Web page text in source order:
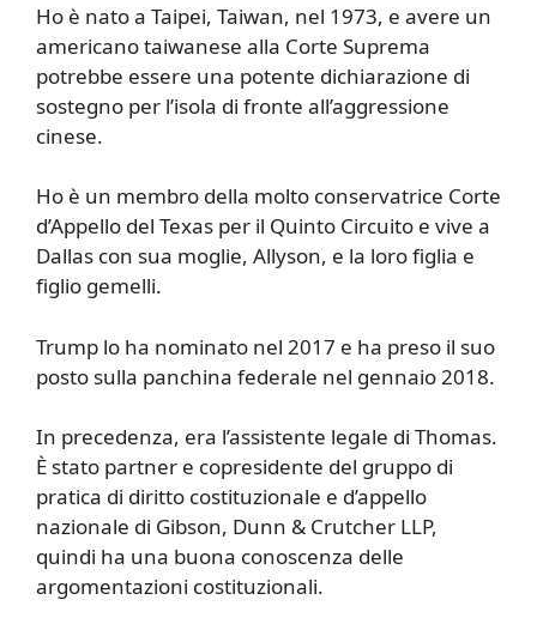
Ho è nato a Taipei, Taiwan, nel 1973, e avere un
americano taiwanese alla Corte Suprema
potrebbe essere una potente dichiarazione di
sostegno per l’isola di fronte all’aggressione
cinese.
Ho è un membro della molto conservatrice Corte
d’Appello del Texas per il Quinto Circuito e vive a
Dallas con sua moglie, Allyson, e la loro figlia e
figlio gemelli.
Trump lo ha nominato nel 2017 e ha preso il suo
posto sulla panchina federale nel gennaio 2018.
In precedenza, era l’assistente legale di Thomas.
È stato partner e copresidente del gruppo di
pratica di diritto costituzionale e d’appello
nazionale di Gibson, Dunn & Crutcher LLP,
quindi ha una buona conoscenza delle
argomentazioni costituzionali.